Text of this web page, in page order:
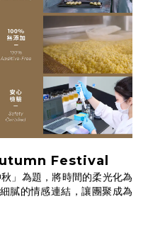
Festival
」為題，將時間的柔光化為
膩的情感連結，讓團聚成為